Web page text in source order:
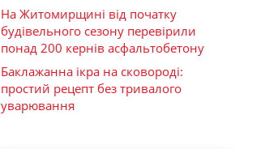
На Житомирщині від початку
будівельного сезону перевірили
понад 200 кернів асфальтобетону
Баклажанна ікра на сковороді:
простий рецепт без тривалого
уварювання